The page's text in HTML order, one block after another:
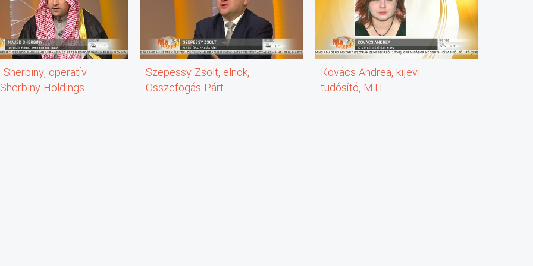
(Garan B.)
elején
operatív
Holdings
Szepessy Zsolt, elnök,
Összefogás Párt
Kovács Andrea, kijevi
tudósító, MTI